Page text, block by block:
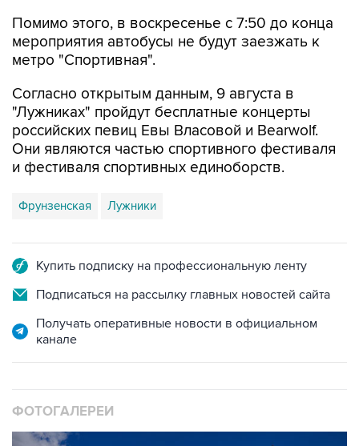
Помимо этого, в воскресенье с 7:50 до конца
мероприятия автобусы не будут заезжать к
метро "Спортивная".
Согласно открытым данным, 9 августа в
"Лужниках" пройдут бесплатные концерты
российских певиц Евы Власовой и Bearwolf.
Они являются частью спортивного фестиваля
и фестиваля спортивных единоборств.
Фрунзенская Лужники
Купить подписку на профессиональную ленту
Подписаться на рассылку главных новостей сайта
Получать оперативные новости в официальном
канале
ФОТОГАЛЕРЕИ